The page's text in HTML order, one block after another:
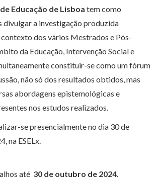
Educação de Lisboa tem como
a investigação produzida
dos vários Mestrados e Pós-
da Educação, Intervenção Social e
constituir-se como um fórum
não só dos resultados obtidos, mas
abordagens epistemológicas e
nos estudos realizados.
se presencialmente no dia 30 de
na ESELx.
até 30 de outubro de 2024.